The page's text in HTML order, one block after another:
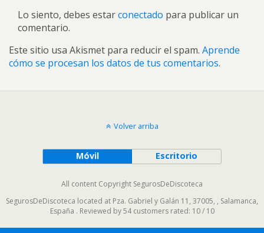
Lo siento, debes estarconectado para publicar un
comentario.
Este sitio usa Akismet para reducir el spam. Aprende
cómo se procesan los datos de tus comentarios.
Volver arriba
Móvil Escritorio
All content Copyright SegurosDeDiscoteca
SegurosDeDiscoteca located at Pza. Gabriel y Galán 11, 37005, , Salamanca,
España . Reviewed by54 customersrated: 10/ 10